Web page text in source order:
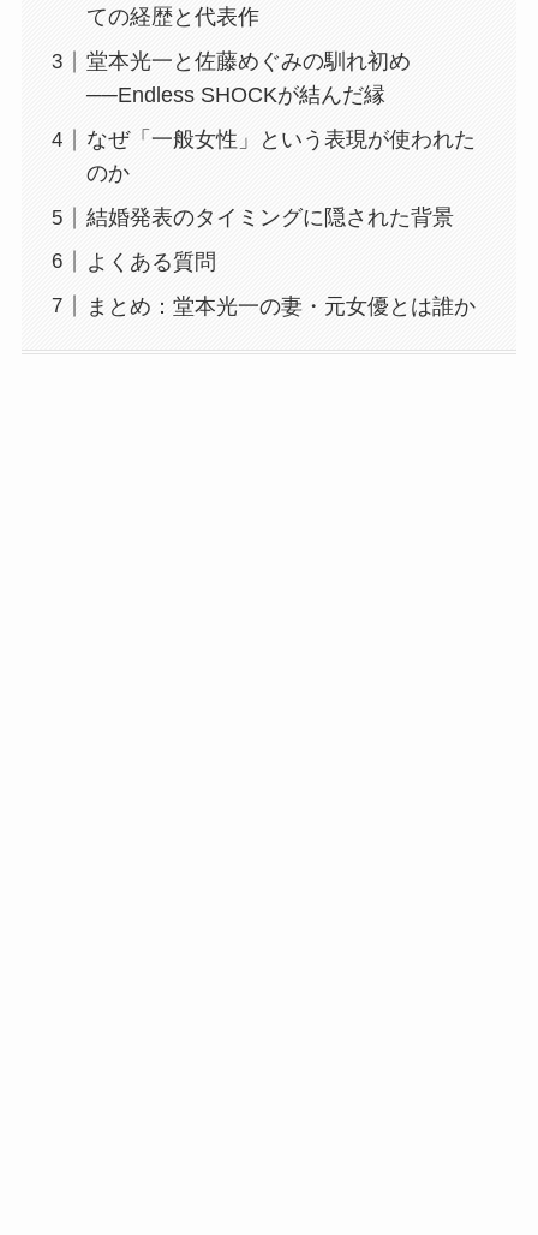
ての経歴と代表作
堂本光一と佐藤めぐみの馴れ初め
──Endless SHOCKが結んだ縁
なぜ「一般女性」という表現が使われた
のか
結婚発表のタイミングに隠された背景
よくある質問
まとめ：堂本光一の妻・元女優とは誰か